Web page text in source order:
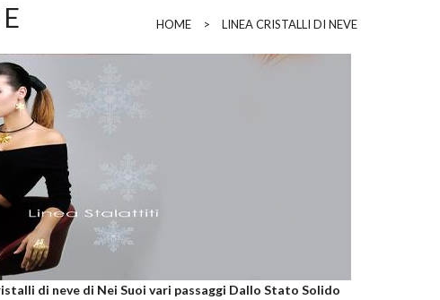
HOME > LINEA CRISTALLI DI NEVE
di neve di Nei Suoi vari passaggi Dallo Stato Solido